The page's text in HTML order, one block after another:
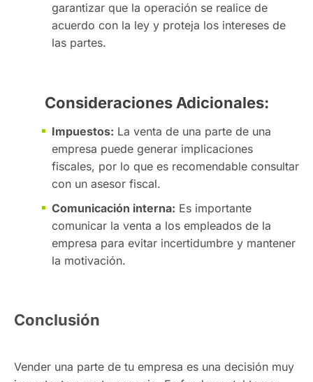
garantizar que la operación se realice de
acuerdo con la ley y proteja los intereses de
las partes.
Consideraciones Adicionales:
Impuestos: La venta de una parte de una
empresa puede generar implicaciones
fiscales, por lo que es recomendable consultar
con un asesor fiscal.
Comunicación interna: Es importante
comunicar la venta a los empleados de la
empresa para evitar incertidumbre y mantener
la motivación.
Conclusión
Vender una parte de tu empresa es una decisión muy